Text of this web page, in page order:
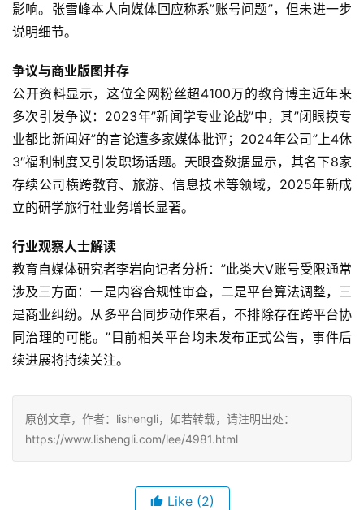
影响。张雪峰本人向媒体回应称系”账号问题”，但未进一步
说明细节。
争议与商业版图并存
公开资料显示，这位全网粉丝超4100万的教育博主近年来
多次引发争议：2023年”新闻学专业论战”中，其”闭眼摸专
业都比新闻好”的言论遭多家媒体批评；2024年公司”上4休
3″福利制度又引发职场话题。天眼查数据显示，其名下8家
存续公司横跨教育、旅游、信息技术等领域，2025年新成
立的研学旅行社业务增长显著。
行业观察人士解读
教育自媒体研究者李岩向记者分析：”此类大V账号受限通常
涉及三方面：一是内容合规性审查，二是平台算法调整，三
是商业纠纷。从多平台同步动作来看，不排除存在跨平台协
同治理的可能。”目前相关平台均未发布正式公告，事件后
续进展将持续关注。
原创文章，作者：lishengli，如若转载，请注明出处：
https://www.lishengli.com/lee/4981.html
Like (2)